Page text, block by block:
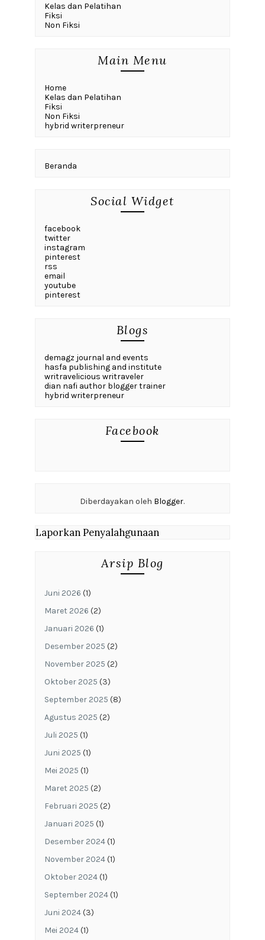
Kelas dan Pelatihan
Fiksi
Non Fiksi
Main Menu
Home
Kelas dan Pelatihan
Fiksi
Non Fiksi
hybrid writerpreneur
Beranda
Social Widget
facebook
twitter
instagram
pinterest
rss
email
youtube
pinterest
Blogs
demagz journal and events
hasfa publishing and institute
writravelicious writraveler
dian nafi author blogger trainer
hybrid writerpreneur
Facebook
Diberdayakan oleh Blogger.
Laporkan Penyalahgunaan
Arsip Blog
Juni 2026 (1)
Maret 2026 (2)
Januari 2026 (1)
Desember 2025 (2)
November 2025 (2)
Oktober 2025 (3)
September 2025 (8)
Agustus 2025 (2)
Juli 2025 (1)
Juni 2025 (1)
Mei 2025 (1)
Maret 2025 (2)
Februari 2025 (2)
Januari 2025 (1)
Desember 2024(1)
November 2024(1)
Oktober 2024(1)
September 2024(1)
Juni 2024(3)
Mei 2024(1)